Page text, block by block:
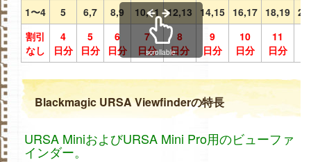
1〜4
5 6,7 8,9 10,11 12,13 14,15 16,17 18,19
割引
なし
4
日分
5
日分
6
日分
7
日分
8
日分
9
日分
10
日分
11
日分
scrollable
Blackmagic URSA Viewfinderの特長
URSA MiniおよびURSA Mini Pro用のビューファ
インダー。